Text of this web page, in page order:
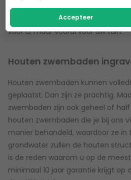
natuurlijke aangezicht die zorgt
uistraling. Een houten zwembad is
voor u, maar vooral voor uw tuin.
Houten zwembaden
Houten zwembaden kunnen
geplaatst. Dan zijn ze prachtig.
zwembaden zijn ook geheel of
houten zwembaden die je bij ons
manier behandeld, waardoor ze in
grondwater zullen de houten
is de reden waarom u op de
minimaal 10 jaar garantie krijgt op
Accepteer